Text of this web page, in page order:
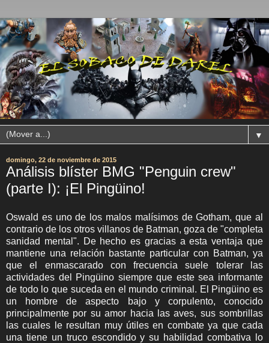
▼
domingo, 22 de noviembre de 2015
Análisis blíster BMG "Penguin crew"
(parte I): ¡El Pingüino!
Oswald es uno de los malos malísimos de Gotham, que al
contrario de los otros villanos de Batman, goza de "completa
sanidad mental". De hecho es gracias a esta ventaja que
mantiene una relación bastante particular con Batman, ya
que el enmascarado con frecuencia suele tolerar las
actividades del Pingüino siempre que este sea informante
de todo lo que suceda en el mundo criminal. El Pingüino es
un hombre de aspecto bajo y corpulento, conocido
principalmente por su amor hacia las aves, sus sombrillas
las cuales le resultan muy útiles en combate ya que cada
una tiene un truco escondido y su habilidad combativa lo